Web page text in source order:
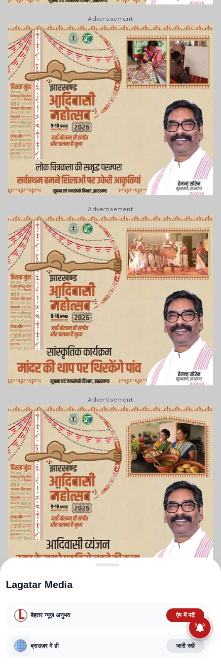
Advertisement
Advertisement
Advertisement
TERMS AND CONDITIONS
CORRECTIONS POLICY
FACT CHECKING POLICY
Lagatar Media
बेहतर न्यूज़ अनुभव ऐप में पढ़ें
ब्राउज़र में ही जारी रखें